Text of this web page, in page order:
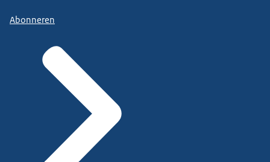
Abonneren